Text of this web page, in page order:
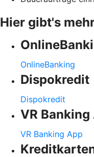
Hier gibt's
OnlineBanking
Dispokredit
Dispokredit
VR Banking
VR Banking App